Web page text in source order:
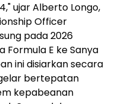
ujar Alberto Longo,
Officer
pada 2026
E ke Sanya
ini disiarkan secara
bertepatan
kepabeanan